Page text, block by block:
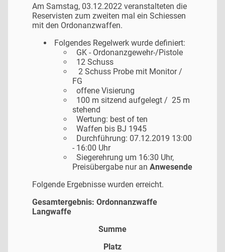
Am Samstag, 03.12.2022 veranstalteten die
Reservisten zum zweiten mal ein Schiessen
mit den Ordonanzwaffen.
Folgendes Regelwerk wurde definiert:
GK - Ordonanzgewehr-/Pistole
12 Schuss
2 Schuss Probe mit Monitor /
FG
offene Visierung
100 m sitzend aufgelegt / 25 m
stehend
Wertung: best of ten
Waffen bis BJ 1945
Durchführung: 07.12.2019 13:00
- 16:00 Uhr
Siegerehrung um 16:30 Uhr,
Preisübergabe nur an Anwesende
Folgende Ergebnisse wurden erreicht.
Gesamtergebnis: Ordonnanzwaffe
Langwaffe
Summe
Platz